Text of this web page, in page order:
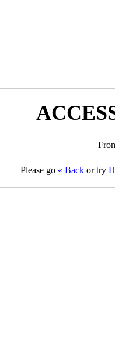
Please go « Back or try